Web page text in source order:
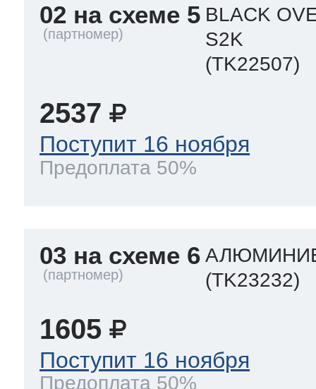
02 на схеме 5 BLACK
S2K
(TK22507)
2537
Поступит 16 ноября
Предоплата 50%
03 на схеме 6
(TK23232)
1605
Поступит 16 ноября
Предоплата 50%